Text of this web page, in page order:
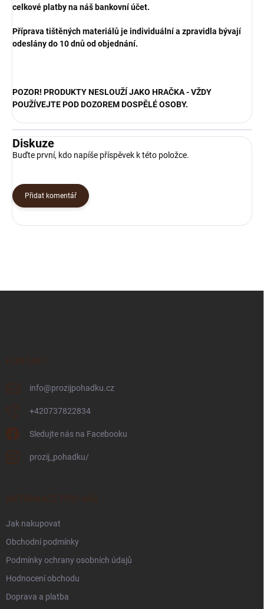
celkové platby na náš bankovní účet.
Příprava tištěných materiálů je individuální a zpravidla bývají
odeslány do 10 dnů od objednání.
POZOR! PRODUKTY NESLOUŽÍ JAKO HRAČKA - VŽDY
POUŽÍVEJTE POD DOZOREM DOSPĚLÉ OSOBY.
Diskuze
Buďte první, kdo napíše příspěvek k této položce.
Přidat komentář
info@prozijpohadku.cz
+420737822834
Sledujte nás na Facebooku
prozij_pohadku/
Jak nakupovat
Obchodní podmínky
Podmínky ochrany osobních údajů
Hodnocení obchodu
Doprava a platba